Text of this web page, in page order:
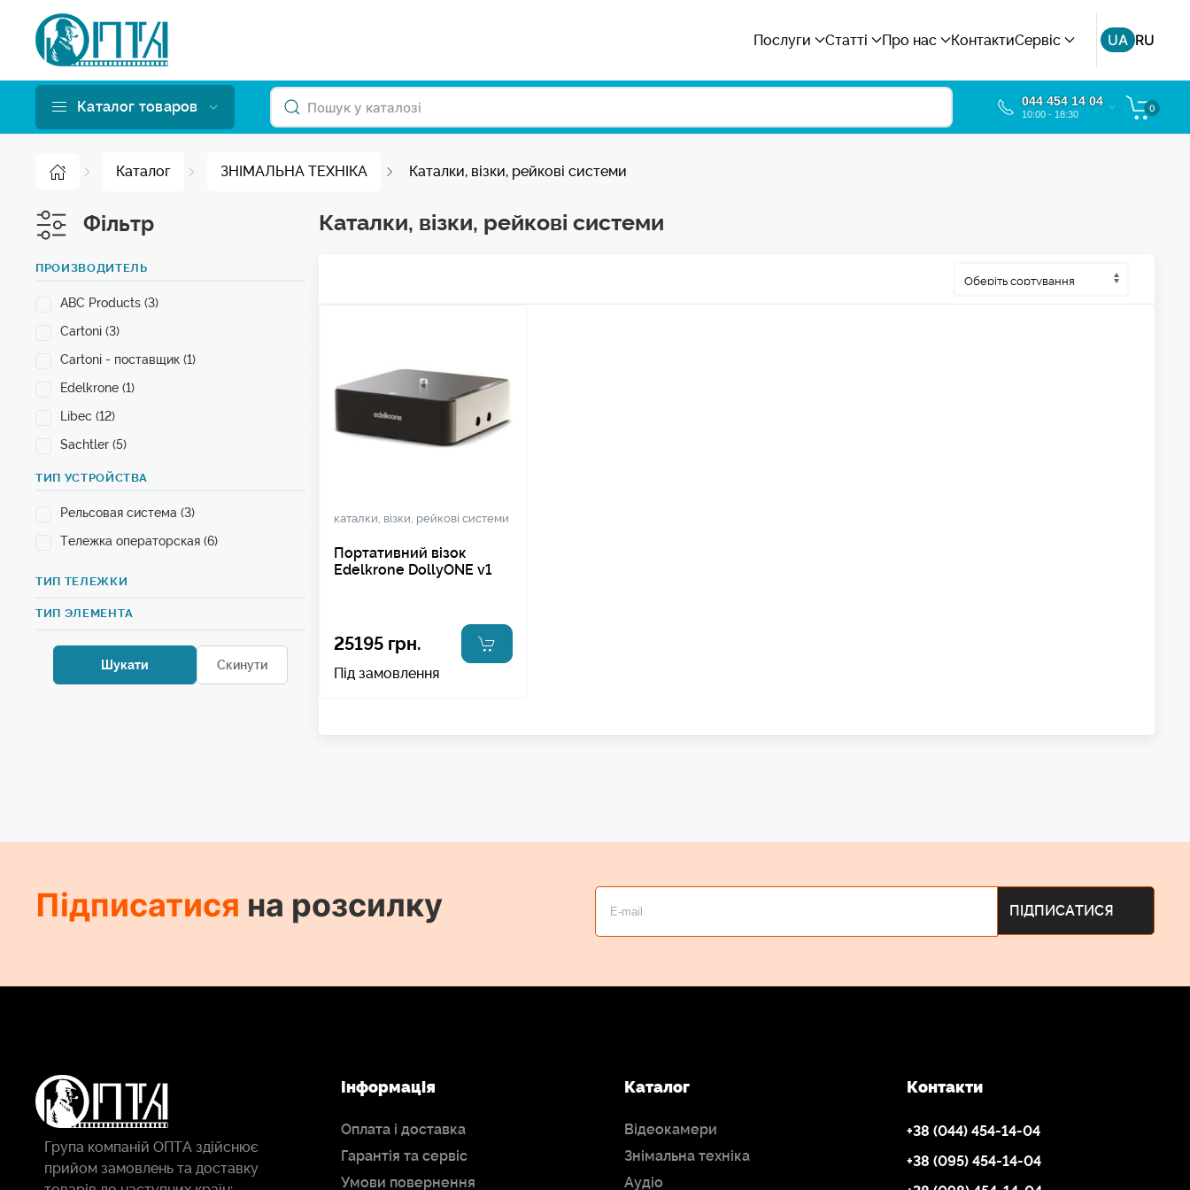
Послуги Статті Про нас КонтактиСервіс UA RU
Каталог товаров 044 454 14 04
10:00 - 18:30
0
Каталог ЗНІМАЛЬНА ТЕХНІКА Каталки, візки, рейкові системи
Фільтр
ПРОИЗВОДИТЕЛЬ
ABC Products (3)
Cartoni (3)
Cartoni - поставщик (1)
Edelkrone (1)
Libec (12)
Sachtler (5)
ТИП УСТРОЙСТВА
Рельсовая система (3)
Тележка операторская (6)
ТИП ТЕЛЕЖКИ
ТИП ЭЛЕМЕНТА
Каталки, візки, рейкові системи
каталки, візки, рейкові системи
Портативний візок
Edelkrone DollyONE v1
25195 грн.
Під замовлення
Підписатися на розсилку
Група компаній ОПТА здійснює
прийом замовлень та доставку
Інформація
Оплата і доставка
Гарантія та сервіс
Умови повернення
Каталог
Відеокамери
Знімальна техніка
Аудіо
Контакти
+38 (044) 454-14-04
+38 (095) 454-14-04